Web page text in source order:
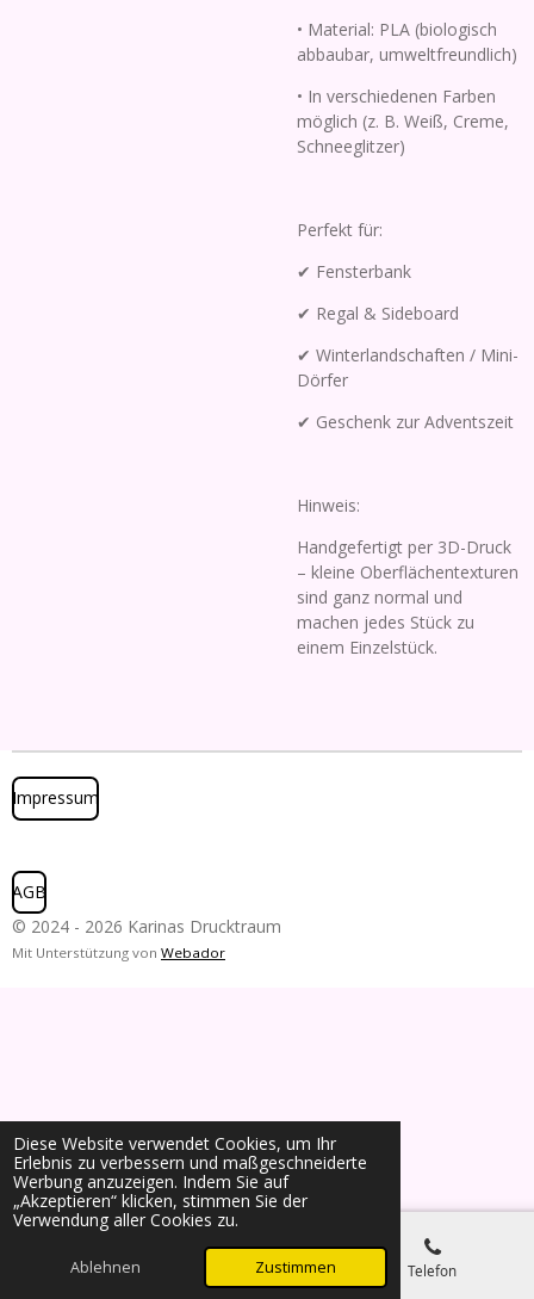
Diese Website verwendet Cookies, um Ihr
Erlebnis zu verbessern und maßgeschneiderte
Werbung anzuzeigen. Indem Sie auf
„Akzeptieren“ klicken, stimmen Sie der
Verwendung aller Cookies zu.
Ablehnen Zustimmen
• Material: PLA (biologisch
abbaubar, umweltfreundlich)
• In verschiedenen Farben
möglich (z. B. Weiß, Creme,
Schneeglitzer)
Perfekt für:
✔ Fensterbank
✔ Regal & Sideboard
✔ Winterlandschaften / Mini-
Dörfer
✔ Geschenk zur Adventszeit
Hinweis:
Handgefertigt per 3D-Druck
– kleine Oberflächentexturen
sind ganz normal und
machen jedes Stück zu
einem Einzelstück.
Impressum
AGB
© 2024 - 2026 Karinas Drucktraum
Mit Unterstützung von Webador
E-Mail Telefon